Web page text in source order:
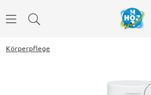
Körperpflege